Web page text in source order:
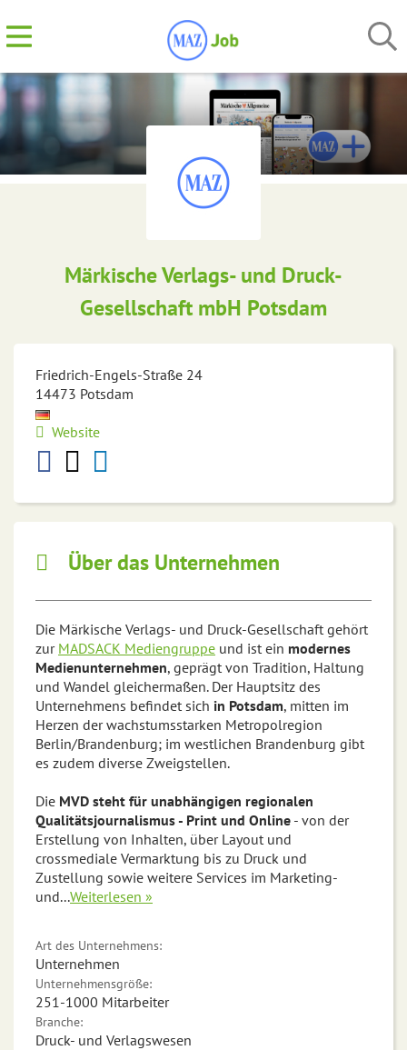
Märkische Verlags- und Druck-
Gesellschaft mbH Potsdam
Friedrich-Engels-Straße 24
14473 Potsdam
Website
Über das Unternehmen
Die Märkische Verlags- und Druck-Gesellschaft gehört
zur MADSACK Mediengruppe und ist ein modernes
Medienunternehmen, geprägt von Tradition, Haltung
und Wandel gleichermaßen. Der Hauptsitz des
Unternehmens befindet sich in Potsdam, mitten im
Herzen der wachstumsstarken Metropolregion
Berlin/Brandenburg; im westlichen Brandenburg gibt
es zudem diverse Zweigstellen.
Die MVD steht für unabhängigen regionalen
Qualitätsjournalismus - Print und Online - von der
Erstellung von Inhalten, über Layout und
crossmediale Vermarktung bis zu Druck und
Zustellung sowie weitere Services im Marketing-
und...Weiterlesen »
Art des Unternehmens:
Unternehmen
Unternehmensgröße:
251-1000 Mitarbeiter
Branche:
Druck- und Verlagswesen